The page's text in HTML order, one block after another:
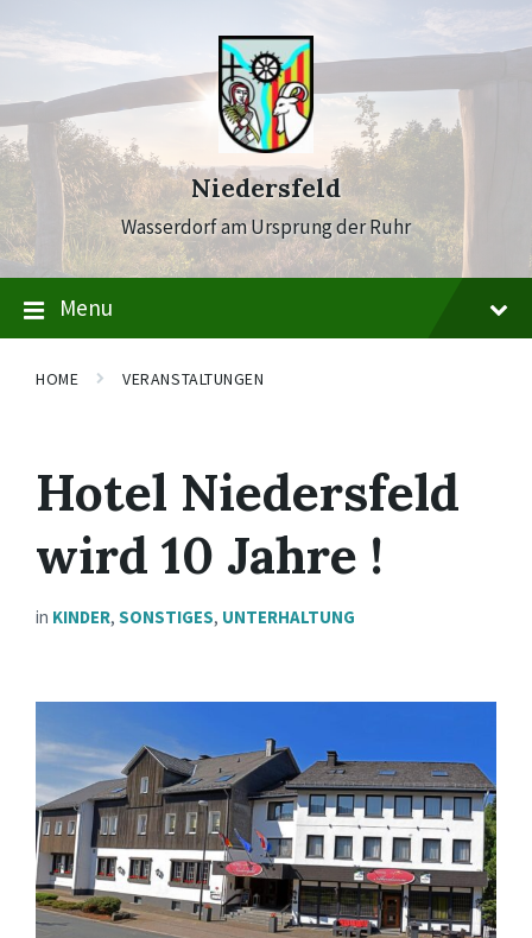
to
to
to
Niedersfeld
Wasserdorf am Ursprung der Ruhr
Menu
HOME VERANSTALTUNGEN
Hotel Niedersfeld
wird 10 Jahre !
in KINDER, SONSTIGES, UNTERHALTUNG